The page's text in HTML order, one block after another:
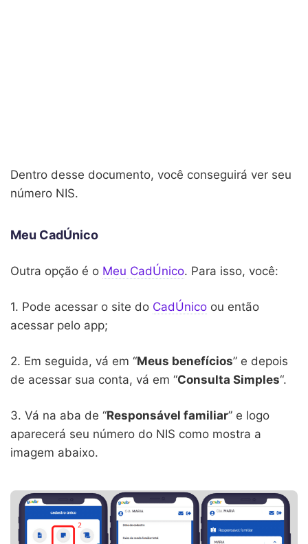
Dentro desse documento, você conseguirá ver seu
número NIS.
Meu CadÚnico
Outra opção é o Meu CadÚnico. Para isso, você:
1. Pode acessar o site do CadÚnico ou então
acessar pelo app;
2. Em seguida, vá em “Meus benefícios” e depois
de acessar sua conta, vá em “Consulta Simples“.
3. Vá na aba de “Responsável familiar” e logo
aparecerá seu número do NIS como mostra a
imagem abaixo.